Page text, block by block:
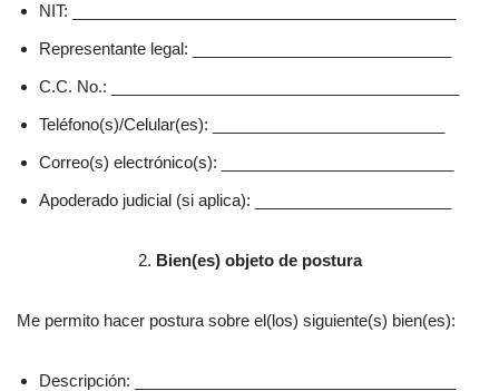
NIT: ___________________________________________
Representante legal: _____________________________
C.C. No.: _______________________________________
Teléfono(s)/Celular(es): __________________________
Correo(s) electrónico(s): __________________________
Apoderado judicial (si aplica): ______________________
2. Bien(es) objeto de postura
Me permito hacer postura sobre el(los) siguiente(s) bien(es):
Descripción: ____________________________________